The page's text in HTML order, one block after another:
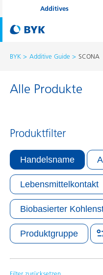
Additives
BYK Additive Guide SCONA
Alle Produkte
Produktfilter
Handelsname
Lebensmittelkontakt
Biobasierter
Produktgruppe